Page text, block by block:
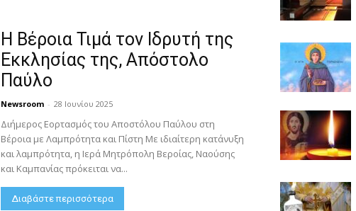
Η Βέροια Τιμά τον Ιδρυτή της
Εκκλησίας της, Απόστολο
Παύλο
Newsroom - 28 Ιουνίου 2025
Διήμερος Εορτασμός του Αποστόλου Παύλου στη
Βέροια με Λαμπρότητα και Πίστη Με ιδιαίτερη κατάνυξη
και λαμπρότητα, η Ιερά Μητρόπολη Βεροίας, Ναούσης
και Καμπανίας πρόκειται να...
Διαβάστε περισσότερα